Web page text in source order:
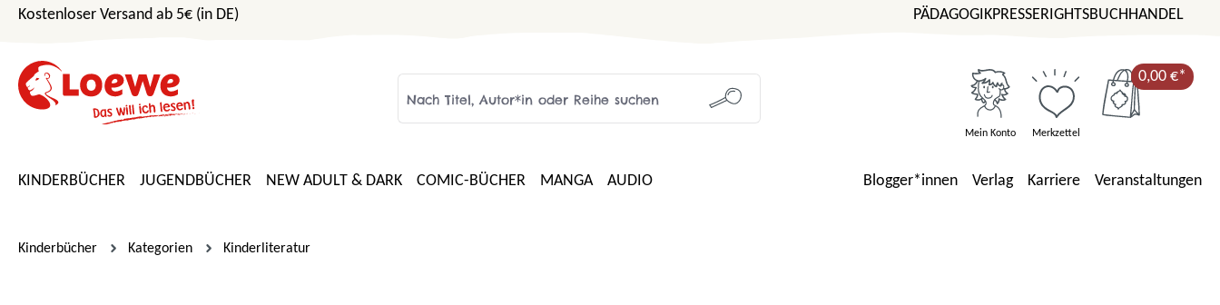
Hauptinhalt springen
Zur Suche springen
Zur Hauptnavigation springen
Kostenloser Versand ab 5€ (in DE) PÄDAGOGIKPRESSERIGHTSBUCHHANDEL
Mein Konto Merkzettel
0,00 €*
KINDERBÜCHER JUGENDBÜCHER NEW ADULT & DARK COMIC-BÜCHER MANGA AUDIO Blogger*innen Verlag Karriere Veranstaltungen
Kinderbücher Kategorien Kinderliteratur